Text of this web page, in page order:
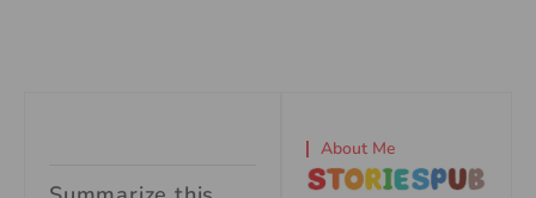
About Me